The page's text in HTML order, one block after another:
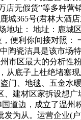
店无假货”等多种营
365号(君林大酒
地址： 地址：鹿城
便利你间接对照：
陶瓷洁具是该市场
市区最大的分析性
从底子上杜绝堵塞
门、地毯、五金水
建材区家拆设想
道边，成立了温州
为从。运营企业(